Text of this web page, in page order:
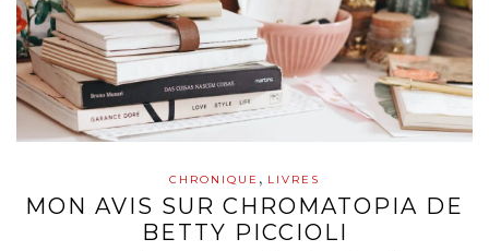
CHRONIQUE , LIVRES
MON AVIS SUR CHROMATOPIA DE
BETTY PICCIOLI